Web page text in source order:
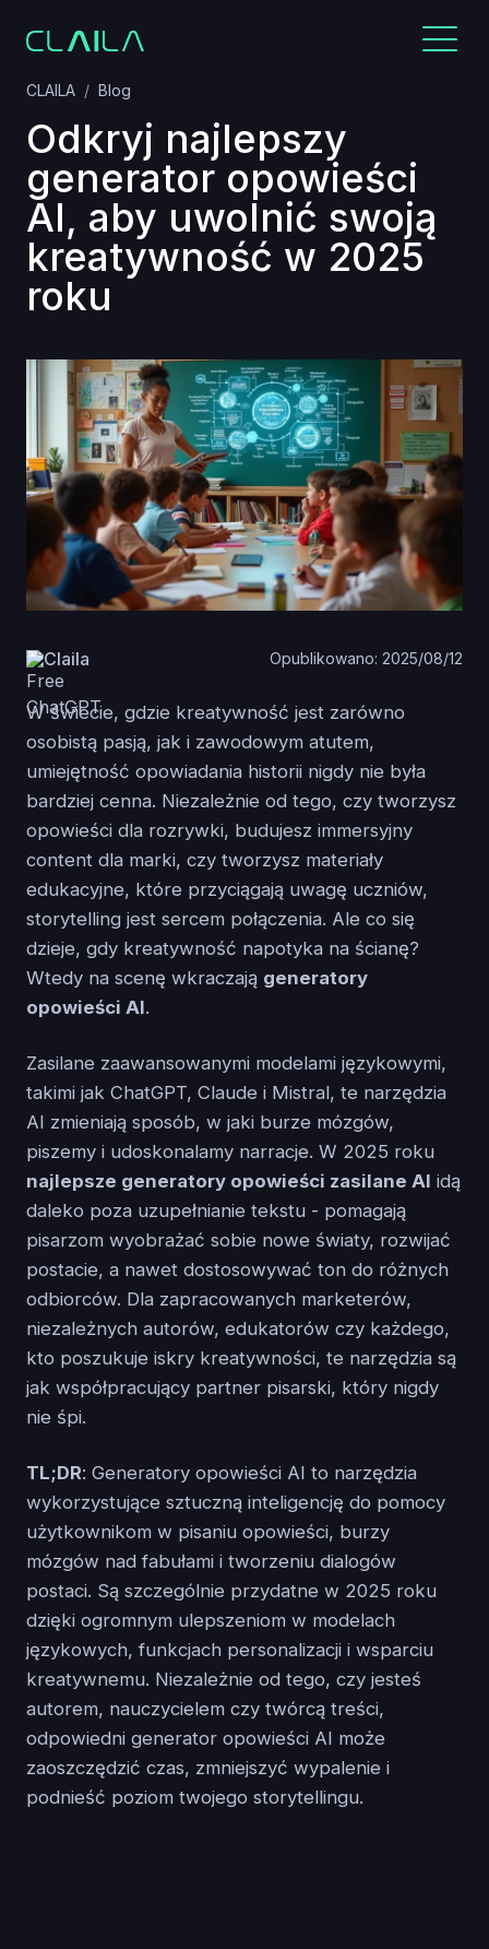
CLAILA Blog
Odkryj najlepszy
generator opowieści
AI, aby uwolnić swoją
kreatywność w 2025
roku
Claila Opublikowano: 2025/08/12
W świecie, gdzie kreatywność jest zarówno
osobistą pasją, jak i zawodowym atutem,
umiejętność opowiadania historii nigdy nie była
bardziej cenna. Niezależnie od tego, czy tworzysz
opowieści dla rozrywki, budujesz immersyjny
content dla marki, czy tworzysz materiały
edukacyjne, które przyciągają uwagę uczniów,
storytelling jest sercem połączenia. Ale co się
dzieje, gdy kreatywność napotyka na ścianę?
Wtedy na scenę wkraczają generatory
opowieści AI.
Zasilane zaawansowanymi modelami językowymi,
takimi jak ChatGPT, Claude i Mistral, te narzędzia
AI zmieniają sposób, w jaki burze mózgów,
piszemy i udoskonalamy narracje. W 2025 roku
najlepsze generatory opowieści zasilane AI idą
daleko poza uzupełnianie tekstu - pomagają
pisarzom wyobrażać sobie nowe światy, rozwijać
postacie, a nawet dostosowywać ton do różnych
odbiorców. Dla zapracowanych marketerów,
niezależnych autorów, edukatorów czy każdego,
kto poszukuje iskry kreatywności, te narzędzia są
jak współpracujący partner pisarski, który nigdy
nie śpi.
TL;DR: Generatory opowieści AI to narzędzia
wykorzystujące sztuczną inteligencję do pomocy
użytkownikom w pisaniu opowieści, burzy
mózgów nad fabułami i tworzeniu dialogów
postaci. Są szczególnie przydatne w 2025 roku
dzięki ogromnym ulepszeniom w modelach
językowych, funkcjach personalizacji i wsparciu
kreatywnemu. Niezależnie od tego, czy jesteś
autorem, nauczycielem czy twórcą treści,
odpowiedni generator opowieści AI może
zaoszczędzić czas, zmniejszyć wypalenie i
podnieść poziom twojego storytellingu.